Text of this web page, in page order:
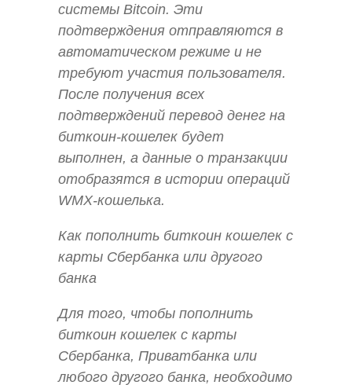
системы Bitcoin. Эти
подтверждения отправляются в
автоматическом режиме и не
требуют участия пользователя.
После получения всех
подтверждений перевод денег на
биткоин-кошелек будет
выполнен, а данные о транзакции
отобразятся в истории операций
WMX-кошелька.
Как пополнить биткоин кошелек с
карты Сбербанка или другого
банка
Для того, чтобы пополнить
биткоин кошелек с карты
Сбербанка, Приватбанка или
любого другого банка, необходимо